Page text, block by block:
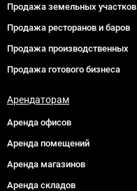
Продажа земельных участков
Продажа ресторанов и баров
Продажа производственных
Продажа готового бизнеса
Арендаторам
Аренда офисов
Аренда помещений
Аренда магазинов
Аренда складов